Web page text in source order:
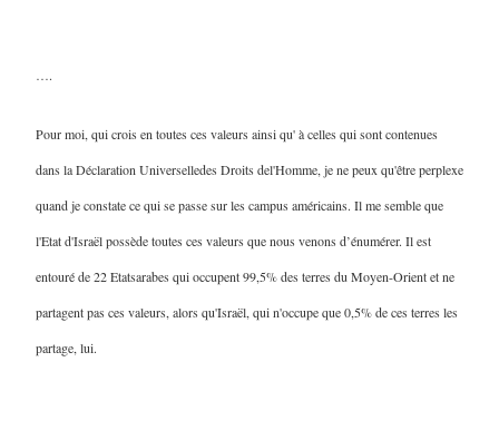
….
Pour moi, qui crois en toutes ces valeurs ainsi qu' à celles qui sont contenues
dans la Déclaration Universelledes Droits del'Homme, je ne peux qu'être perplexe
quand je constate ce qui se passe sur les campus américains. Il me semble que
l'Etat d'Israël possède toutes ces valeurs que nous venons d’énumérer. Il est
entouré de 22 Etatsarabes qui occupent 99,5% des terres du Moyen-Orient et ne
partagent pas ces valeurs, alors qu'Israël, qui n'occupe que 0,5% de ces terres les
partage, lui.